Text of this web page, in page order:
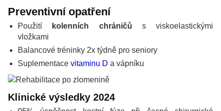
Preventivní opatření
Použití kolenních chráničů s viskoelastickými
vložkami
Balancové tréninky 2x týdně pro seniory
Suplementace vitaminu D a vápníku
Klinické výsledky 2024